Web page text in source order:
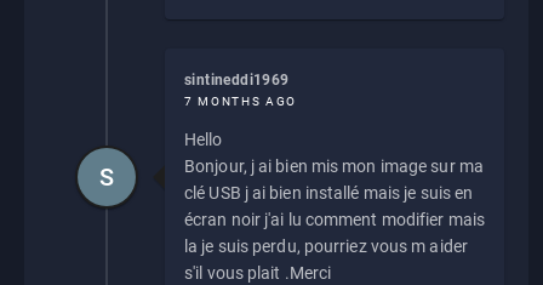
sintineddi1969
7 MONTHS AGO
Hello
Bonjour, j ai bien mis mon image sur ma
clé USB j ai bien installé mais je suis en
écran noir j'ai lu comment modifier mais
la je suis perdu, pourriez vous m aider
s'il vous plait .Merci
S